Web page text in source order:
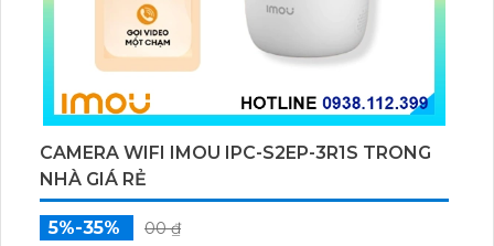
CAMERA WIFI IMOU IPC-S2EP-3R1S TRONG
NHÀ GIÁ RẺ
5%-35%
00 ₫